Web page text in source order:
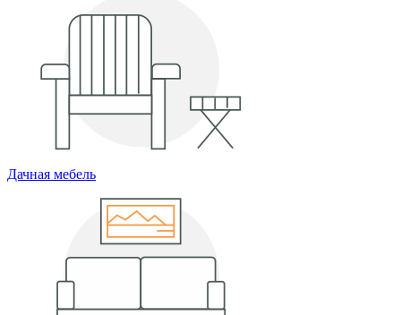
Дачная мебель